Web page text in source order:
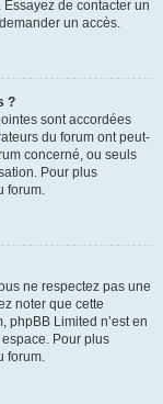
de contacter un
un accès.
?
sont accordées
du forum ont peut-
concerné, ou seuls
Pour plus
forum.
ne respectez pas une
noter que cette
phpBB Limited n’est en
Pour plus
forum.